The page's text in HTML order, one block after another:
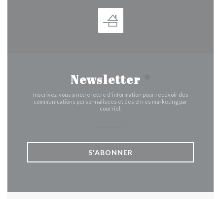
Newsletter
Inscrivez-vous à notre lettre d'information pour recevoir des
communications personnalisées et des offres marketing par
courriel.
S'ABONNER